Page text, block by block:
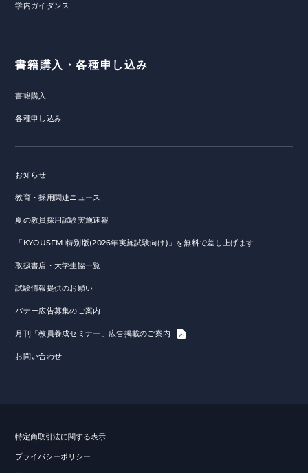
学内ガイダンス
書籍購入・各種申し込み
書籍購入
各種申し込み
お知らせ
教育・採用関連ニュース
夏の教員採用試験実施速報
「KYOUSEMI特別版(2026年実施試験向け)」を無料で差し上げます
取扱書店・大学生協一覧
試験情報提供のお願い
バナー広告募集のご案内
月刊「教員養成セミナー」広告掲載のご案内
お問い合わせ
特定商取引法に関する表示
プライバシーポリシー